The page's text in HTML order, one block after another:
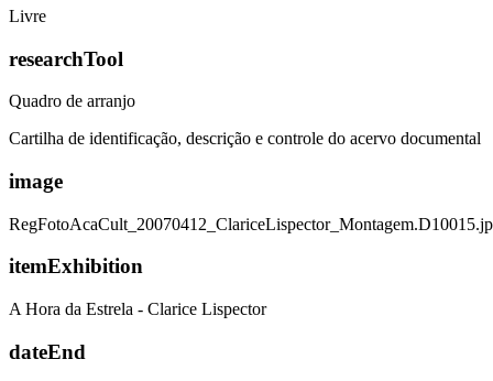
Livre
researchTool
Quadro de arranjo
Cartilha de identificação, descrição e controle do acervo documental
image
itemExhibition
A Hora da Estrela - Clarice Lispector
dateEnd